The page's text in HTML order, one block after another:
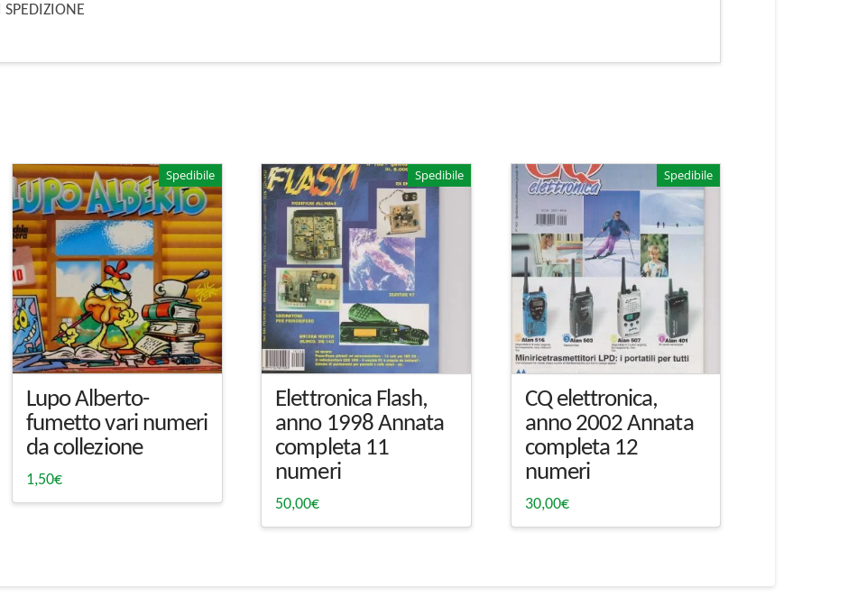
SPEDIZIONE
Spedibile
Lupo Alberto-
fumetto vari numeri
da collezione
1,50€
Spedibile
Elettronica Flash,
anno 1998 Annata
completa 11
numeri
50,00€
Spedibile
CQ elettronica,
anno 2002 Annata
completa 12
numeri
30,00€